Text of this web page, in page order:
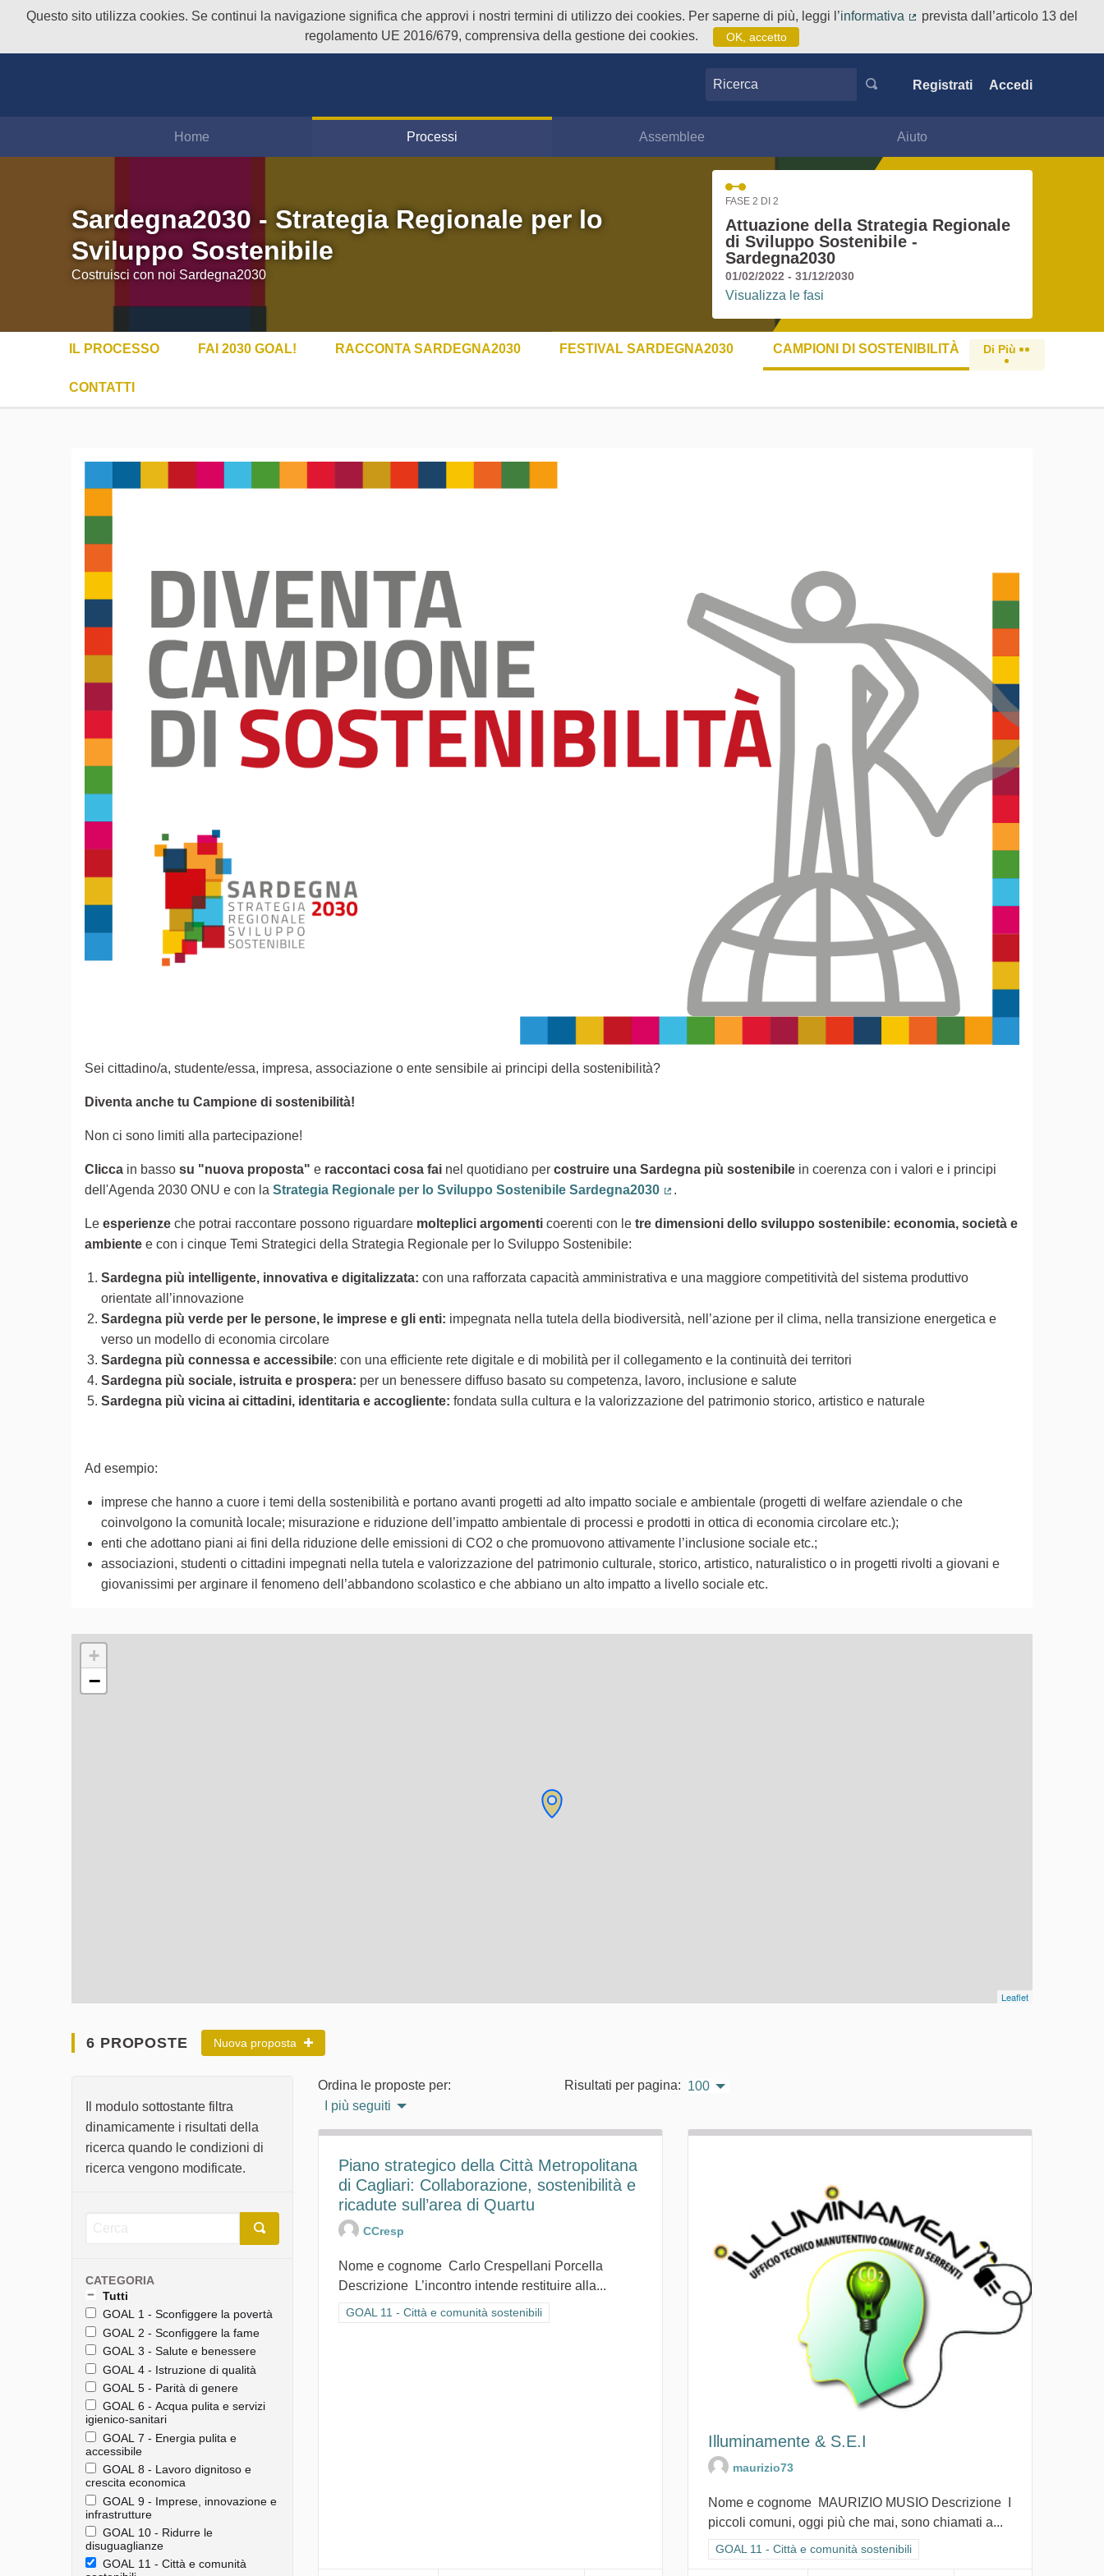
Questo sito utilizza cookies. Se continui la navigazione significa che approvi i nostri termini di utilizzo dei cookies. Per saperne di più, leggi l’informativa
prevista dall’articolo 13 del
regolamento UE 2016/679, comprensiva della gestione dei cookies.
OK, accetto
Ricerca Registrati Accedi
Home Processi Assemblee Aiuto
Sardegna2030 - Strategia Regionale per lo
Sviluppo Sostenibile
Costruisci con noi Sardegna2030
FASE 2 DI 2
Attuazione della Strategia Regionale
di Sviluppo Sostenibile -
Sardegna2030
01/02/2022 - 31/12/2030
Visualizza le fasi
IL PROCESSO FAI 2030 GOAL! RACCONTA SARDEGNA2030 FESTIVAL SARDEGNA2030 CAMPIONI DI SOSTENIBILITÀ
CONTATTI
Di Più
Sei cittadino/a, studente/essa, impresa, associazione o ente sensibile ai principi della sostenibilità?
Diventa anche tu Campione di sostenibilità!
Non ci sono limiti alla partecipazione!
Clicca in basso su "nuova proposta" e raccontaci cosa fai nel quotidiano per costruire una Sardegna più sostenibile in coerenza con i valori e i principi
dell'Agenda 2030 ONU e con la Strategia Regionale per lo Sviluppo Sostenibile Sardegna2030
.
Le esperienze che potrai raccontare possono riguardare molteplici argomenti coerenti con le tre dimensioni dello sviluppo sostenibile: economia, società e
ambiente e con i cinque Temi Strategici della Strategia Regionale per lo Sviluppo Sostenibile:
Sardegna più intelligente, innovativa e digitalizzata: con una rafforzata capacità amministrativa e una maggiore competitività del sistema produttivo
orientate all’innovazione
Sardegna più verde per le persone, le imprese e gli enti: impegnata nella tutela della biodiversità, nell’azione per il clima, nella transizione energetica e
verso un modello di economia circolare
Sardegna più connessa e accessibile: con una efficiente rete digitale e di mobilità per il collegamento e la continuità dei territori
Sardegna più sociale, istruita e prospera: per un benessere diffuso basato su competenza, lavoro, inclusione e salute
Sardegna più vicina ai cittadini, identitaria e accogliente: fondata sulla cultura e la valorizzazione del patrimonio storico, artistico e naturale
Ad esempio:
imprese che hanno a cuore i temi della sostenibilità e portano avanti progetti ad alto impatto sociale e ambientale (progetti di welfare aziendale o che
coinvolgono la comunità locale; misurazione e riduzione dell’impatto ambientale di processi e prodotti in ottica di economia circolare etc.);
enti che adottano piani ai fini della riduzione delle emissioni di CO2 o che promuovono attivamente l’inclusione sociale etc.;
associazioni, studenti o cittadini impegnati nella tutela e valorizzazione del patrimonio culturale, storico, artistico, naturalistico o in progetti rivolti a giovani e
giovanissimi per arginare il fenomeno dell’abbandono scolastico e che abbiano un alto impatto a livello sociale etc.
L'elemento seguente è una mappa che presenta gli elementi di questa pagina come punti della mappa. L'elemento può essere utilizzato con un lettore di schermo, ma può
+
−
Leaflet
6 PROPOSTE Nuova proposta
Il modulo sottostante filtra
dinamicamente i risultati della
ricerca quando le condizioni di
ricerca vengono modificate.
CATEGORIA
Tutti
GOAL 1 - Sconfiggere la povertà
GOAL 2 - Sconfiggere la fame
GOAL 3 - Salute e benessere
GOAL 4 - Istruzione di qualità
GOAL 5 - Parità di genere
GOAL 6 - Acqua pulita e servizi
igienico-sanitari
GOAL 7 - Energia pulita e
accessibile
GOAL 8 - Lavoro dignitoso e
crescita economica
GOAL 9 - Imprese, innovazione e
infrastrutture
GOAL 10 - Ridurre le
disuguaglianze
GOAL 11 - Città e comunità
Ordina le proposte per:
I più seguiti
Risultati per pagina: 100
Piano strategico della Città Metropolitana
di Cagliari: Collaborazione, sostenibilità e
ricadute sull’area di Quartu
CCresp
Nome e cognome Carlo Crespellani Porcella
Descrizione L’incontro intende restituire alla...
Filtra i risultati per categoria: GOAL 11 - Città e comunità sostenibili
GOAL 11 - Città e comunità sostenibili
Illuminamente & S.E.I
maurizio73
Nome e cognome MAURIZIO MUSIO Descrizione I
piccoli comuni, oggi più che mai, sono chiamati a...
Filtra i risultati per categoria: GOAL 11 - Città e comunità sostenibili
GOAL 11 - Città e comunità sostenibili